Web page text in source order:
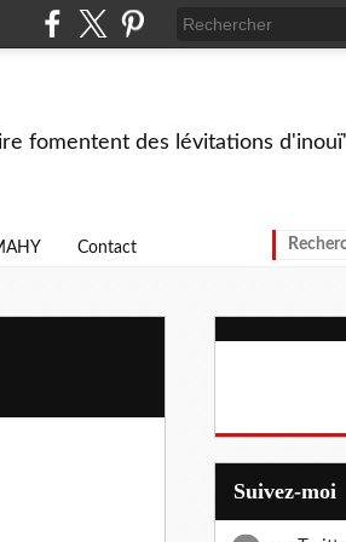
fomentent des lévitations
Contact
Suivez-moi